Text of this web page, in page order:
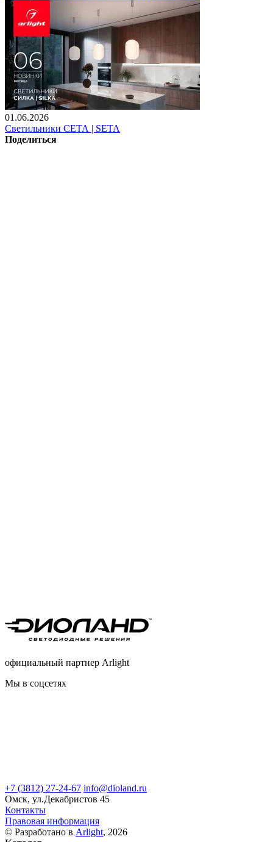
01.06.2026
Светильники СЕТА | SETA
Поделиться
официальный партнер Arlight
Мы в соцсетях
+7 (3812) 27-24-67 info@dioland.ru
Омск, ул.Декабристов 45
Контакты
Правовая информация
© Разработано в Arlight, 2026